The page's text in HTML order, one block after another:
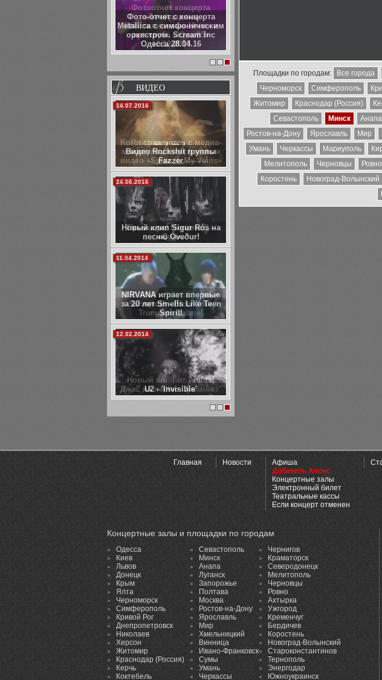
Фотоотчет концерта
«Легендарные
Пластилиновые Ноги» в
арт-клубе «Юла-85»
10.12.2013
ВИДЕО
KoRn сражаются с медиа-
манипуляциями в новом
видео «Spike In My Veins»
06.02.2014
Премьера! МегамасС –
«Сон».
11.12.2013
Behemoth - Blow Your
Trumpets Gabriel
05.12.2013
Новый клип от Animal
ДжаZ на песню "Анамнез"
27.11.2013
Площадки по городам: Все города
Черноморск
Симферополь
Житомир
Краснодар (Россия)
Севастополь
Минск Анапа
Ростов-на-Дону
Ярославль Мир
Умань
Черкассы Мариуполь
Мелитополь
Черновцы Ровно
Коростень
Новоград-Волынский
Главная Новости
Афиша
Добавить Анонс
Концертные залы
Электронный билет
Театральные кассы
Если концерт отменен
Концертные залы и площадки по городам
Одесса
Киев
Львов
Донецк
Крым
Ялта
Черноморск
Симферополь
Кривой Рог
Днепропетровск
Николаев
Херсон
Житомир
Краснодар (Россия)
Керчь
Коктебель
Севастополь
Минск
Анапа
Луганск
Запорожье
Полтава
Москва
Ростов-на-Дону
Ярославль
Мир
Хмельницкий
Винница
Ивано-Франковск
Сумы
Умань
Черкассы
Чернигов
Краматорск
Северодонецк
Мелитополь
Черновцы
Ровно
Ахтырка
Ужгород
Кременчуг
Бердичев
Коростень
Новоград-Волынский
Староконстантинов
Тернополь
Энергодар
Южноукраинск